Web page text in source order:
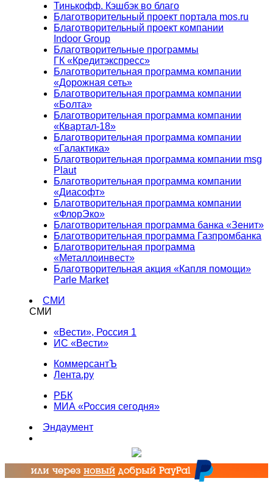
Тинькофф. Кэшбэк во благо
Благотворительный проект портала mos.ru
Благотворительный проект компании
Indoor Group
Благотворительные программы
ГК «Кредитэкспресс»
Благотворительная программа компании
«Дорожная сеть»
Благотворительная программа компании
«Болта»
Благотворительная программа компании
«Квартал-18»
Благотворительная программа компании
«Галактика»
Благотворительная программа компании msg
Plaut
Благотворительная программа компании
«Диасофт»
Благотворительная программа компании
«ФлорЭко»
Благотворительная программа банка «Зенит»
Благотворительная программа Газпромбанка
Благотворительная программа
«Металлоинвест»
Благотворительная акция «Капля помощи»
Parle Market
СМИ
СМИ
«Вести», Россия 1
ИС «Вести»
КоммерсантЪ
Лента.ру
РБК
МИА «Россия сегодня»
Эндаумент